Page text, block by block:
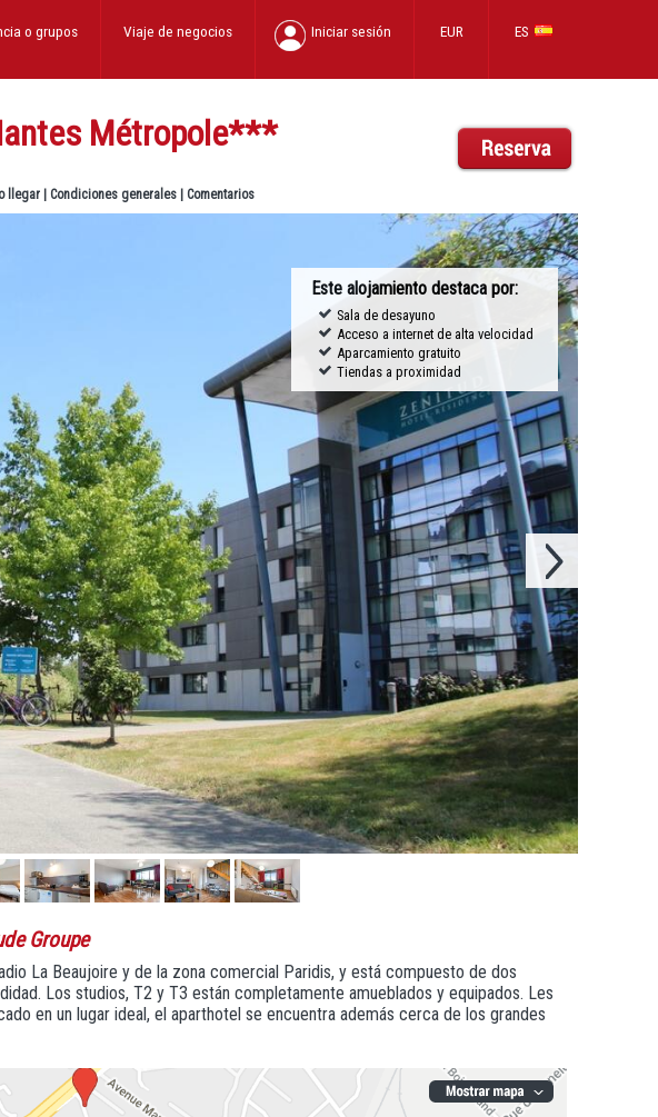
ES
EUR
Iniciar sesión
Viaje de negocios
o grupos
Métropole***
llegar Condiciones generales Comentarios
Este alojamiento destaca por:
Sala de desayuno
Acceso a internet de alta velocidad
Aparcamiento gratuito
Tiendas a proximidad
Groupe
La Beaujoire y de la zona comercial Paridis, y está compuesto de dos
Los studios, T2 y T3 están completamente amueblados y equipados. Les
en un lugar ideal, el aparthotel se encuentra además cerca de los grandes